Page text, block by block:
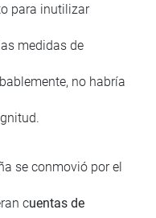
para inutilizar
medidas de
no habría
se conmovió por el
cuentas de